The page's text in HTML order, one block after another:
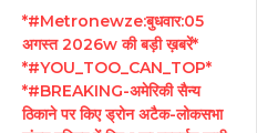
*#Metronewze:बुधवार:05
अगस्त 2026w की बड़ी ख़बरें*
*#YOU_TOO_CAN_TOP*
*#BREAKING-अमेरिकी सैन्य
ठिकाने पर किए ड्रोन अटैक-लोकसभा